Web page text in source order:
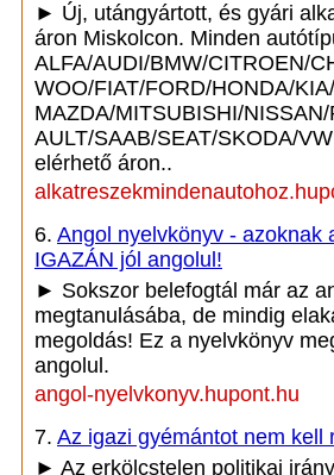
► Új, utángyártott, és gyári
áron Miskolcon. Minden
ALFA/AUDI/BMW/CITROEN/
WOO/FIAT/FORD/HONDA/
MAZDA/MITSUBISHI/
AULT/SAAB/SEAT/SKODA/
elérhető áron..
6. Angol nyelvkönyv - azoknak
IGAZÁN jól angolul!
► Sokszor belefogtál már az
megtanulásába, de mindig
megoldás! Ez a nyelvkönyv
angolul.
angol-nyelvkonyv.hupont.hu
7. Az igazi gyémántot nem kell
► Az erkölcstelen politikai